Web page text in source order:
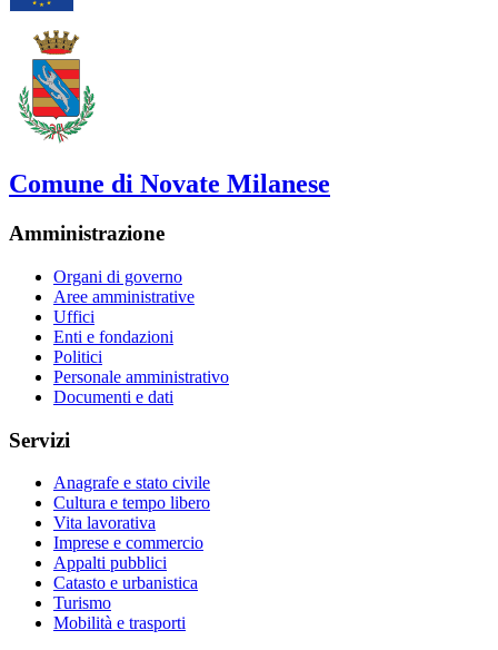
Comune di Novate Milanese
Amministrazione
Organi di governo
Aree amministrative
Uffici
Enti e fondazioni
Politici
Personale amministrativo
Documenti e dati
Servizi
Anagrafe e stato civile
Cultura e tempo libero
Vita lavorativa
Imprese e commercio
Appalti pubblici
Catasto e urbanistica
Turismo
Mobilità e trasporti